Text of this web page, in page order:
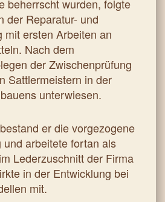
beherrscht wurden, folgte
der Reparatur- und
mit ersten Arbeiten an
Nach dem
der Zwischenprüfung
Sattlermeistern in der
unterwiesen.
er die vorgezogene
arbeitete fortan als
Lederzuschnitt der Firma
in der Entwicklung bei
mit.